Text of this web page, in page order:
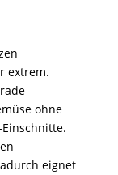
extrem.
ohne
eignet